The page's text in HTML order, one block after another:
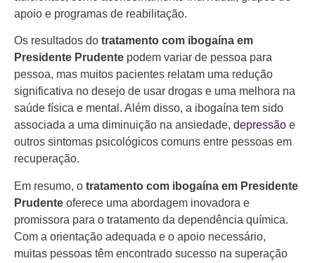
apoio e programas de reabilitação.
Os resultados do tratamento com ibogaína em
Presidente Prudente podem variar de pessoa para
pessoa, mas muitos pacientes relatam uma redução
significativa no desejo de usar drogas e uma melhora na
saúde física e mental. Além disso, a ibogaína tem sido
associada a uma diminuição na ansiedade, depressão e
outros sintomas psicológicos comuns entre pessoas em
recuperação.
Em resumo, o tratamento com ibogaína em Presidente
Prudente oferece uma abordagem inovadora e
promissora para o tratamento da dependência química.
Com a orientação adequada e o apoio necessário,
muitas pessoas têm encontrado sucesso na superação